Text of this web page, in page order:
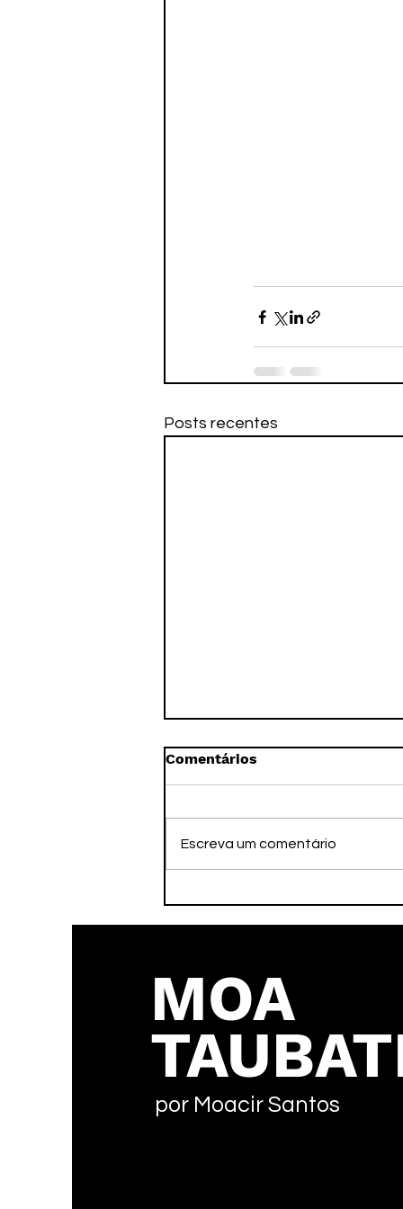
Posts recentes
Comentários
Escreva um comentário
MOA
por Moacir Santos